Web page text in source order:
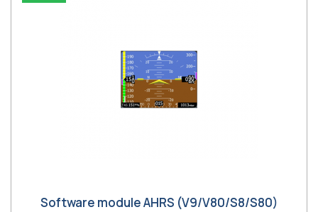
Software module AHRS (V9/V80/S8/S80)